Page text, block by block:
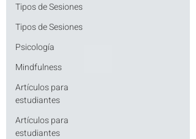
Tipos de Sesiones
Tipos de Sesiones
Psicología
Mindfulness
Artículos para
estudiantes
Artículos para
estudiantes